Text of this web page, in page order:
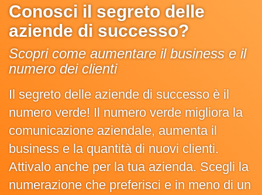
Conosci il segreto delle
aziende di successo?
Scopri come aumentare il business e il
numero dei clienti
Il segreto delle aziende di successo è il
numero verde! Il numero verde migliora la
comunicazione aziendale, aumenta il
business e la quantità di nuovi clienti.
Attivalo anche per la tua azienda. Scegli la
numerazione che preferisci e in meno di un